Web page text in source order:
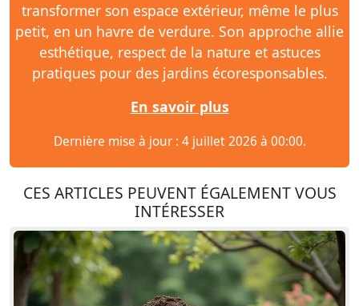
transformer son espace extérieur, même le plus
petit, en un havre de verdure. Son approche allie
esthétique, respect de la nature et astuces
pratiques pour des jardins écoresponsables.
En savoir plus
Dernière mise à jour : 4 juillet 2026 à 00:00.
CES ARTICLES PEUVENT ÉGALEMENT VOUS
INTÉRESSER